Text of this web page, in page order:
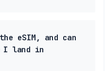
eSIM, and can
I land in